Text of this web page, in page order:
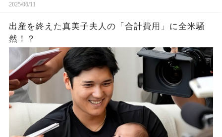
2025/06/11
出産を終えた真美子夫人の「合計費用」に全米騒
然！？